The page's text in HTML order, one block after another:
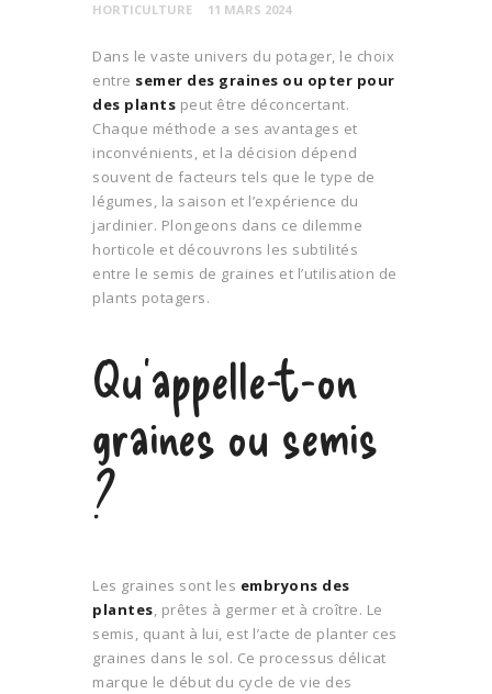
HORTICULTURE 11 MARS 2024
Dans le vaste univers du potager, le choix
entre semer des graines ou opter pour
des plants peut être déconcertant.
Chaque méthode a ses avantages et
inconvénients, et la décision dépend
souvent de facteurs tels que le type de
légumes, la saison et l’expérience du
jardinier. Plongeons dans ce dilemme
horticole et découvrons les subtilités
entre le semis de graines et l’utilisation de
plants potagers.
Qu’appelle-t-on
graines ou semis
?
Les graines sont les embryons des
plantes, prêtes à germer et à croître. Le
semis, quant à lui, est l’acte de planter ces
graines dans le sol. Ce processus délicat
marque le début du cycle de vie des